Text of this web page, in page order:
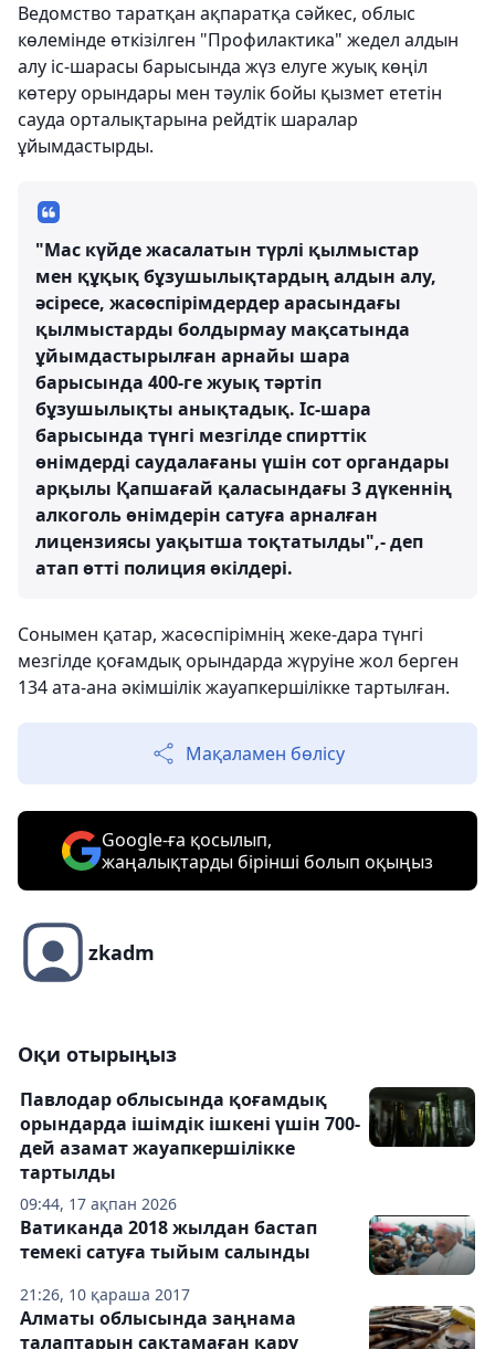
Ведомство таратқан ақпаратқа сәйкес, облыс
көлемінде өткізілген "Профилактика" жедел алдын
алу іс-шарасы барысында жүз елуге жуық көңіл
көтеру орындары мен тәулік бойы қызмет ететін
сауда орталықтарына рейдтік шаралар
ұйымдастырды.
"Мас күйде жасалатын түрлі қылмыстар
мен құқық бұзушылықтардың алдын алу,
әсіресе, жасөспірімдердер арасындағы
қылмыстарды болдырмау мақсатында
ұйымдастырылған арнайы шара
барысында 400-ге жуық тәртіп
бұзушылықты анықтадық. Іс-шара
барысында түнгі мезгілде спирттік
өнімдерді саудалағаны үшін сот органдары
арқылы Қапшағай қаласындағы 3 дүкеннің
алкоголь өнімдерін сатуға арналған
лицензиясы уақытша тоқтатылды",- деп
атап өтті полиция өкілдері.
Сонымен қатар, жасөспірімнің жеке-дара түнгі
мезгілде қоғамдық орындарда жүруіне жол берген
134 ата-ана әкімшілік жауапкершілікке тартылған.
Мақаламен бөлісу
Google-ға қосылып,
жаңалықтарды бірінші болып оқыңыз
zkadm
Оқи отырыңыз
09:44, 17 ақпан 2026
Павлодар облысында қоғамдық
орындарда ішімдік ішкені үшін 700-
дей азамат жауапкершілікке
тартылды
21:26, 10 қараша 2017
Ватиканда 2018 жылдан бастап
темекі сатуға тыйым салынды
Алматы облысында заңнама
талаптарын сақтамаған қару